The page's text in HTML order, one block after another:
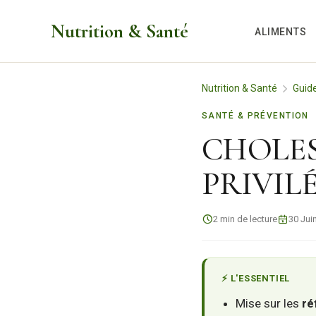
Nutrition & Santé ALIMENTS
Nutrition & Santé
SANTÉ & PRÉVENTION
2 min de lecture 30
⚡ L'ESSENTIEL
Mise sur les